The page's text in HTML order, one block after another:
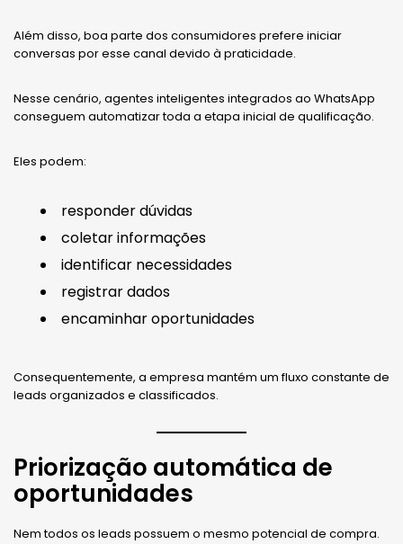
Além disso, boa parte dos consumidores prefere iniciar
conversas por esse canal devido à praticidade.
Nesse cenário, agentes inteligentes integrados ao WhatsApp
conseguem automatizar toda a etapa inicial de qualificação.
Eles podem:
responder dúvidas
coletar informações
identificar necessidades
registrar dados
encaminhar oportunidades
Consequentemente, a empresa mantém um fluxo constante de
leads organizados e classificados.
Priorização automática de
oportunidades
Nem todos os leads possuem o mesmo potencial de compra.